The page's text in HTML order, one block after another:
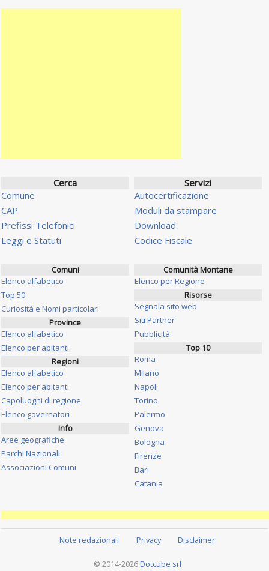
Cerca
Comune
CAP
Prefissi Telefonici
Leggi e Statuti
Servizi
Autocertificazione
Moduli da stampare
Download
Codice Fiscale
Comuni
Elenco alfabetico
Top 50
Curiosità e Nomi particolari
Province
Elenco alfabetico
Elenco per abitanti
Regioni
Elenco alfabetico
Elenco per abitanti
Capoluoghi di regione
Elenco governatori
Info
Aree geografiche
Parchi Nazionali
Associazioni Comuni
Comunità Montane
Elenco per Regione
Risorse
Segnala sito web
Siti Partner
Pubblicità
Top 10
Roma
Milano
Napoli
Torino
Palermo
Genova
Bologna
Firenze
Bari
Catania
Note redazionali Privacy Disclaimer
© 2014-2026 Dotcube srl